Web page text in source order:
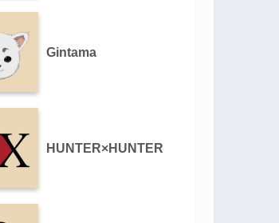
Gintama
HUNTER×HUNTER